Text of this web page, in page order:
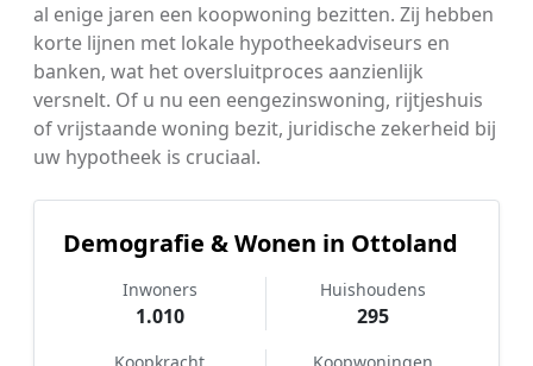
al enige jaren een koopwoning bezitten. Zij hebben
korte lijnen met lokale hypotheekadviseurs en
banken, wat het oversluitproces aanzienlijk
versnelt. Of u nu een eengezinswoning, rijtjeshuis
of vrijstaande woning bezit, juridische zekerheid bij
uw hypotheek is cruciaal.
Demografie & Wonen in Ottoland
Inwoners
1.010
Huishoudens
295